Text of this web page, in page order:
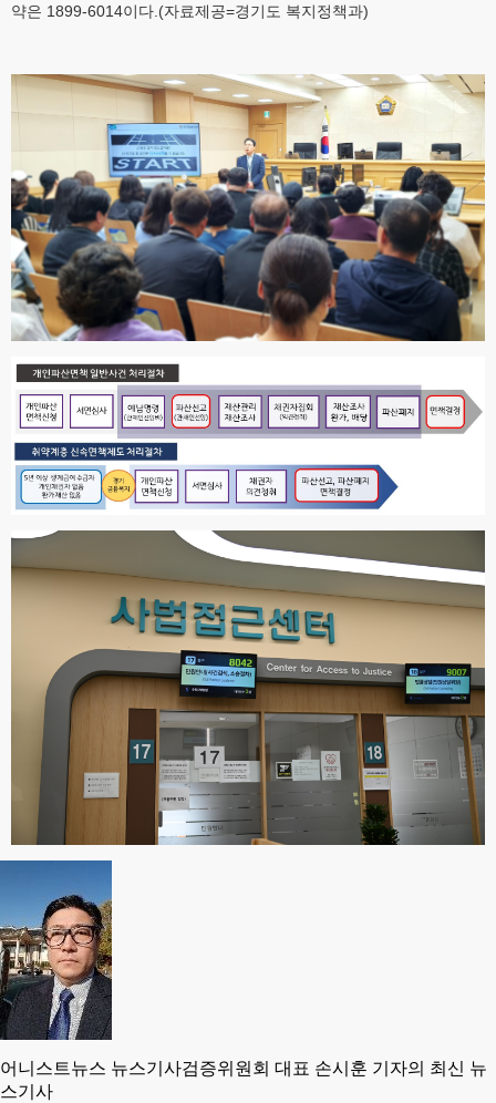
약은 1899-6014이다.(자료제공=경기도 복지정책과)
어니스트뉴스 뉴스기사검증위원회 대표 손시훈 기자의 최신 뉴
스기사